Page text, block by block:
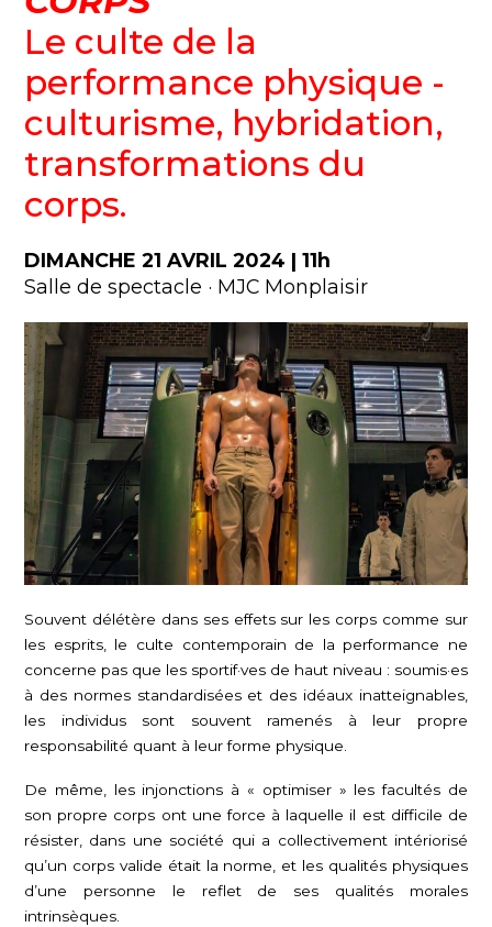
Le culte de la
performance physique -
culturisme, hybridation,
transformations du
corps.
DIMANCHE 21 AVRIL 2024 | 11h
Salle de spectacle · MJC Monplaisir
Souvent délétère dans ses effets sur les corps comme sur
les esprits, le culte contemporain de la performance ne
concerne pas que les sportif·ves de haut niveau : soumis·es
à des normes standardisées et des idéaux inatteignables,
les individus sont souvent ramenés à leur propre
responsabilité quant à leur forme physique.
De même, les injonctions à « optimiser » les facultés de
son propre corps ont une force à laquelle il est difficile de
résister, dans une société qui a collectivement intériorisé
qu’un corps valide était la norme, et les qualités physiques
d’une personne le reflet de ses qualités morales
intrinsèques.